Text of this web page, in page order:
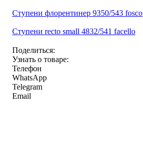
Ступени флорентинер 9350/543 fosco
Ступени recto small 4832/541 facello
Поделиться:
Узнать о товаре:
Телефон
WhatsApp
Telegram
Email